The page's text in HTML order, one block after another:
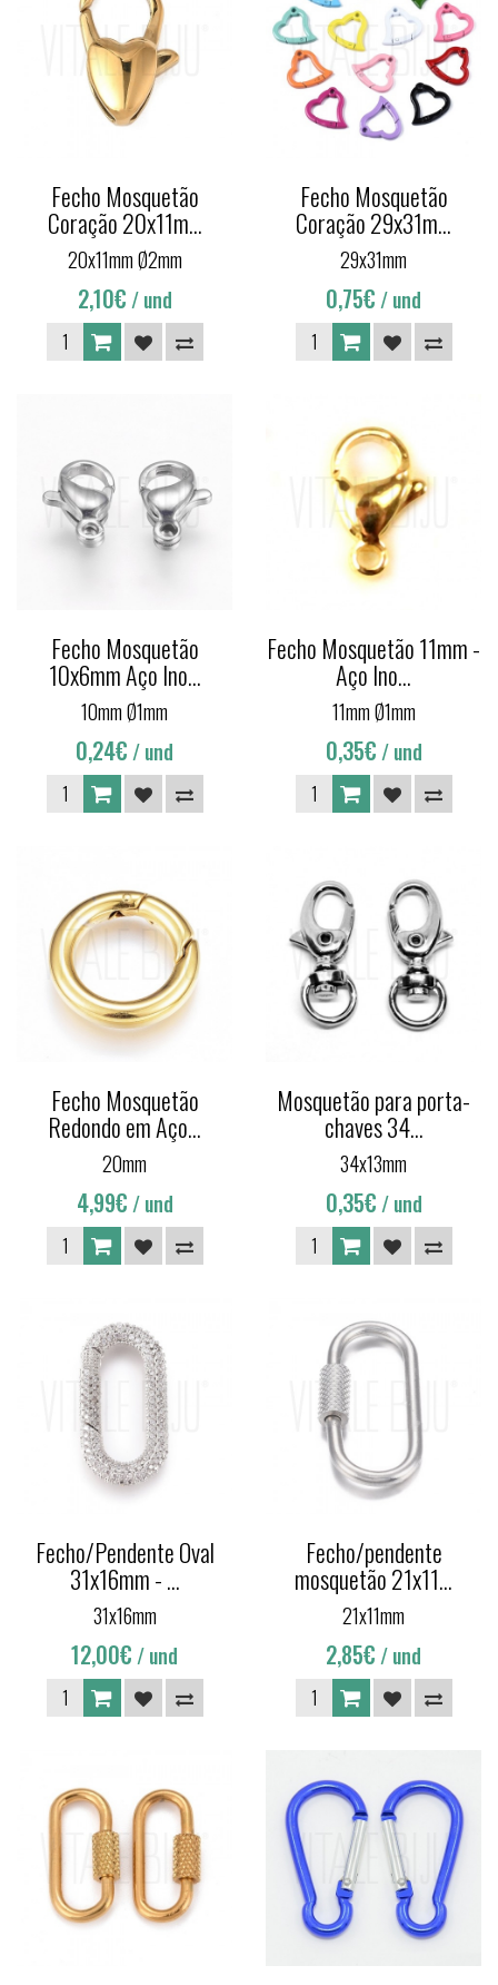
Fecho Mosquetão
Coração 20x11m...
20x11mm Ø2mm
2,10€ / und
Fecho Mosquetão
Coração 29x31m...
29x31mm
0,75€ / und
Fecho Mosquetão
10x6mm Aço Ino...
10mm Ø1mm
0,24€ / und
Fecho Mosquetão 11mm -
Aço Ino...
11mm Ø1mm
0,35€ / und
Fecho Mosquetão
Redondo em Aço...
20mm
4,99€ / und
Mosquetão para porta-
chaves 34...
34x13mm
0,35€ / und
Fecho/Pendente Oval
31x16mm - ...
31x16mm
12,00€ / und
Fecho/pendente
mosquetão 21x11...
21x11mm
2,85€ / und